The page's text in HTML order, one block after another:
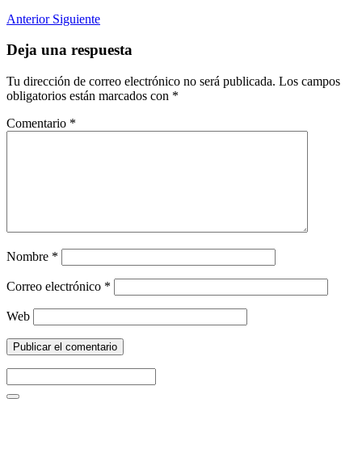
Anterior Siguiente
Deja una respuesta
Tu dirección de correo electrónico no será publicada. Los campos
obligatorios están marcados con *
Comentario *
Nombre *
Correo electrónico *
Web